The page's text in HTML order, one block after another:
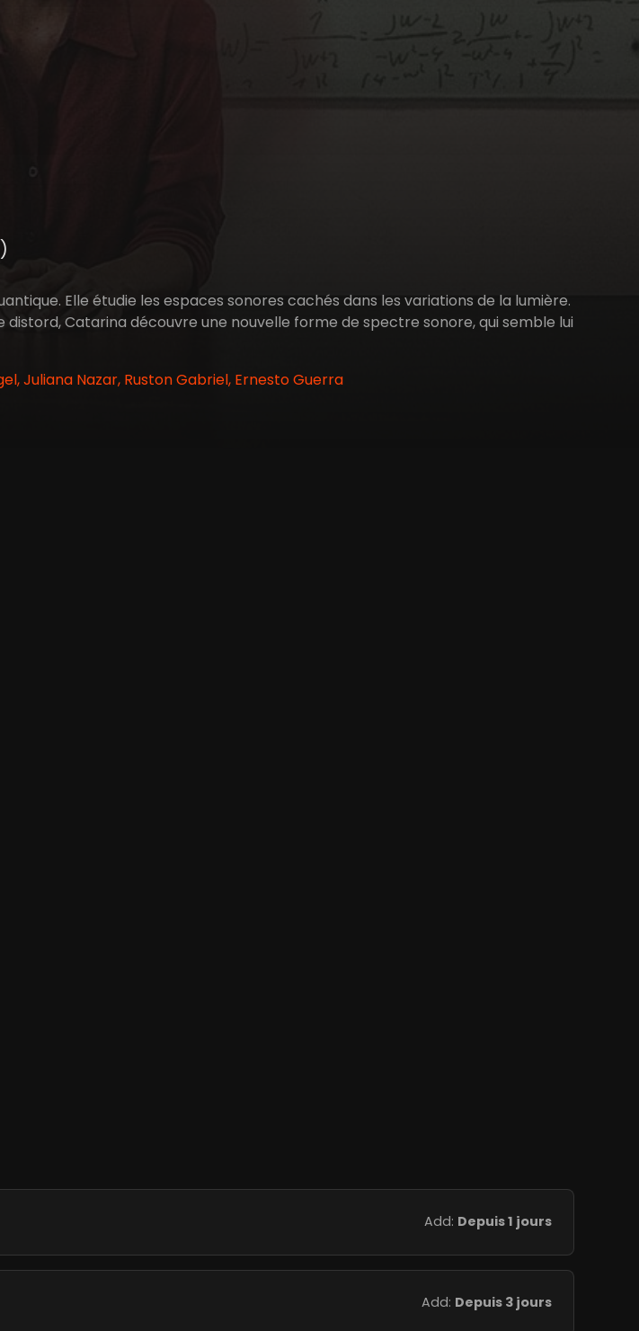
Elle étudie les espaces sonores cachés dans les variations de la lumière.
distord, Catarina découvre une nouvelle forme de spectre sonore, qui semble lui
Juliana Nazar, Ruston Gabriel, Ernesto Guerra
Add: Depuis 1 jours
Add: Depuis 3 jours